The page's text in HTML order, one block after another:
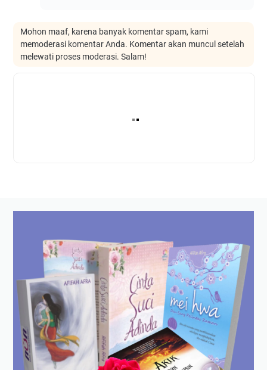
Mohon maaf, karena banyak komentar spam, kami
memoderasi komentar Anda. Komentar akan muncul setelah
melewati proses moderasi. Salam!